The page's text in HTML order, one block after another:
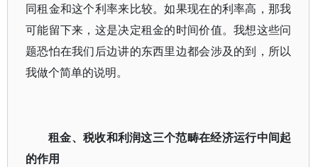
同租金和这个利率来比较。如果现在的利率高，那我
可能留下来，这是决定租金的时间价值。我想这些问
题恐怕在我们后边讲的东西里边都会涉及的到，所以
我做个简单的说明。
租金、税收和利润这三个范畴在经济运行中间起
的作用